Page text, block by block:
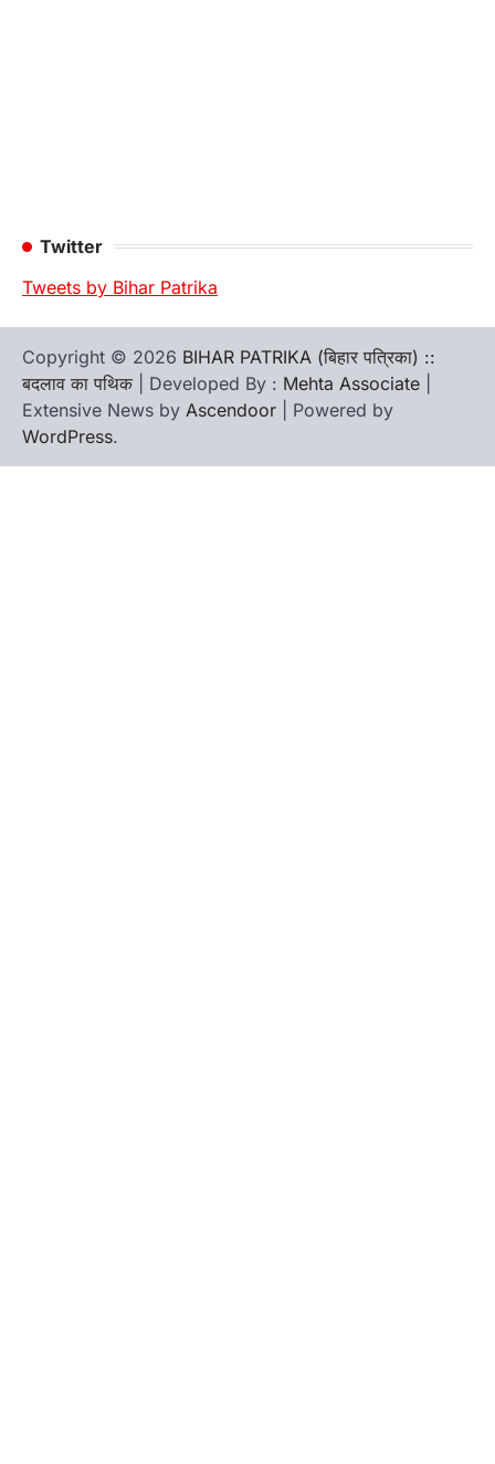
Twitter
Tweets by Bihar Patrika
Copyright © 2026 BIHAR PATRIKA (बिहार पत्रिका) ::
बदलाव का पथिक | Developed By : Mehta Associate
Extensive News by Ascendoor | Powered by
WordPress.